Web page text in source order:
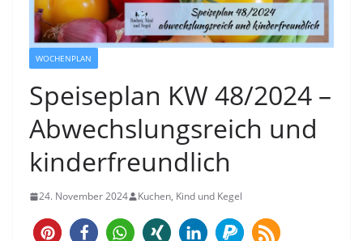
WOCHENPLAN
Speiseplan KW 48/2024 –
Abwechslungsreich und
kinderfreundlich
24. November 2024 Kuchen, Kind und Kegel
2